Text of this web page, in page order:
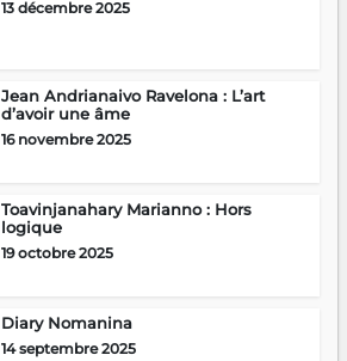
13 décembre 2025
Jean Andrianaivo Ravelona : L’art
d’avoir une âme
16 novembre 2025
Toavinjanahary Marianno : Hors
logique
19 octobre 2025
Diary Nomanina
14 septembre 2025